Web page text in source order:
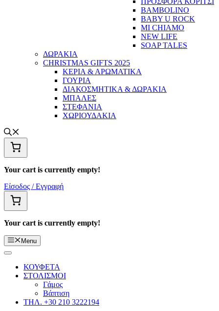
BAMBOLINO
BABY U ROCK
MI CHIAMO
NEW LIFE
SOAP TALES
ΔΩΡΑΚΙΑ
CHRISTMAS GIFTS 2025
ΚΕΡΙΑ & ΑΡΩΜΑΤΙΚΑ
ΓΟΥΡΙΑ
ΔΙΑΚΟΣΜΗΤΙΚΑ & ΔΩΡΑΚΙΑ
ΜΠΑΛΕΣ
ΣΤΕΦΑΝΙΑ
ΧΩΡΙΟΥΔΑΚΙΑ
Your cart is currently empty!
Είσοδος / Εγγραφή
Your cart is currently empty!
Menu
ΚΟΥΦΕΤΑ
ΣΤΟΛΙΣΜΟΙ
Γάμος
Βάπτιση
ΤΗΛ. +30 210 3222194